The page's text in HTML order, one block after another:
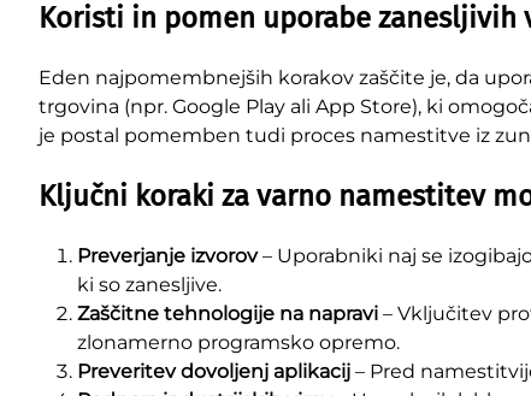
Koristi in pomen uporabe
Eden najpomembnejših korakov zaščite je, da
trgovina (npr. Google Play ali App Store), ki
je postal pomemben tudi proces namestitve iz
Ključni koraki za varno namestitev
Preverjanje izvorov– Uporabniki naj se
ki so zanesljive.
Zaščitne tehnologije na napravi – Vključitev
zlonamerno programsko opremo.
Preveritev dovoljenj aplikacij – Pred